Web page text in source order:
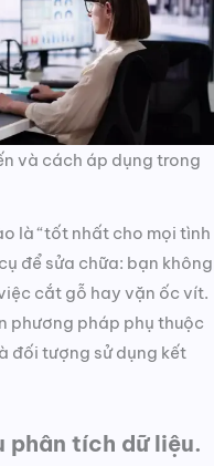
và cách áp dụng trong
là “tốt nhất cho mọi tình
để sửa chữa: bạn không
cắt gỗ hay vặn ốc vít.
phương pháp phụ thuộc
đối tượng sử dụng kết
phân tích dữ liệu.